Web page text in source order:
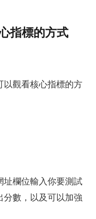
指標的方式
以觀看核心指標的方
址欄位輸入你要測試
分數，以及可以加強